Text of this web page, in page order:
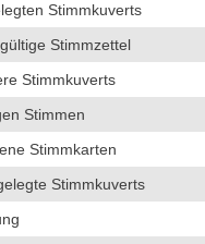
Stimmkuverts
Stimmzettel
Stimmkuverts
Stimmen
Stimmkarten
Stimmkuverts